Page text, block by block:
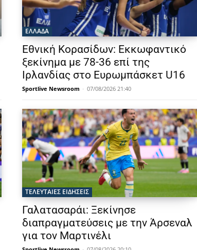
ΕΛΛΑΔΑ
Εθνική Κορασίδων: Εκκωφαντικό
ξεκίνημα με 78-36 επί της
Ιρλανδίας στο Ευρωμπάσκετ U16
Sportlive Newsroom - 07/08/2026 21:40
ΤΕΛΕΥΤΑΙΕΣ ΕΙΔΗΣΕΙΣ
Γαλατασαράι: Ξεκίνησε
διαπραγματεύσεις με την Άρσεναλ
για τον Μαρτινέλι